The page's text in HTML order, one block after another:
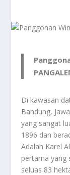
Di kawasan
Bandung,
yang sangat
1896 dan
Adalah Karel
pertama yang
seluas 83